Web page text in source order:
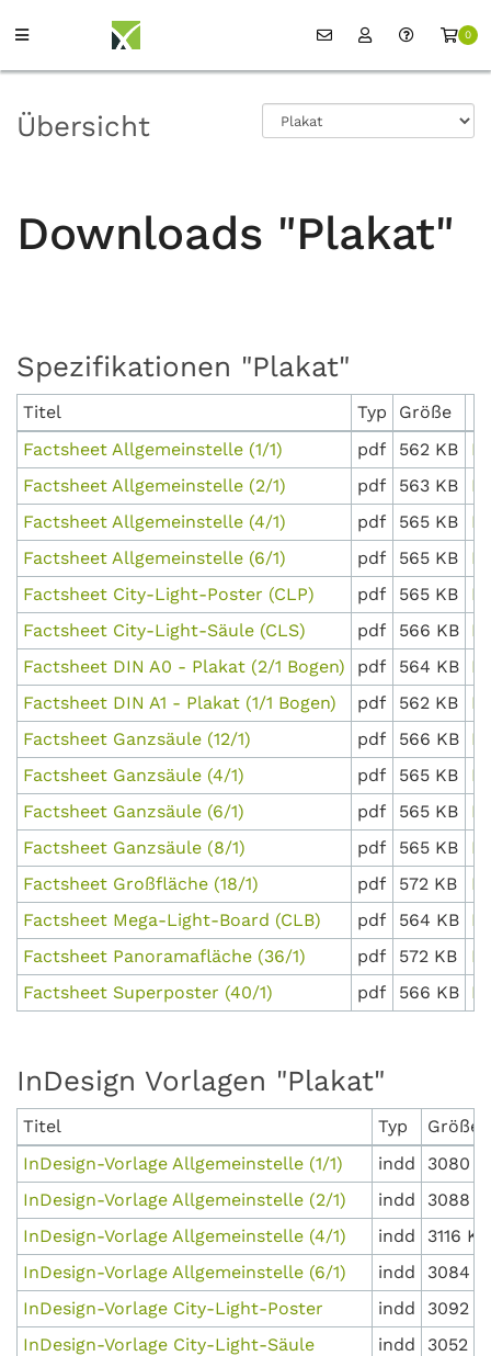
0
Übersicht
Downloads "Plakat"
Spezifikationen "Plakat"
Titel Typ
Größe
Factsheet Allgemeinstelle (1/1)
pdf 562 KB
Factsheet Allgemeinstelle (2/1)
pdf 563 KB
Factsheet Allgemeinstelle (4/1)
pdf 565 KB
Factsheet Allgemeinstelle (6/1)
pdf 565 KB
Factsheet City-Light-Poster (CLP)
pdf 565 KB
Factsheet City-Light-Säule (CLS)
pdf 566 KB
Factsheet DIN A0 - Plakat (2/1 Bogen)
pdf 564 KB
Factsheet DIN A1 - Plakat (1/1 Bogen)
pdf 562 KB
Factsheet Ganzsäule (12/1)
pdf 566 KB
Factsheet Ganzsäule (4/1)
pdf 565 KB
Factsheet Ganzsäule (6/1)
pdf 565 KB
Factsheet Ganzsäule (8/1)
pdf 565 KB
Factsheet Großfläche (18/1)
pdf 572 KB
Factsheet Mega-Light-Board (CLB)
pdf 564 KB
Factsheet Panoramafläche (36/1)
pdf 572 KB
Factsheet Superposter (40/1)
pdf 566 KB
InDesign Vorlagen "Plakat"
Titel Typ
Größe
InDesign-Vorlage Allgemeinstelle (1/1)
indd
3080
InDesign-Vorlage Allgemeinstelle (2/1)
indd
3088
InDesign-Vorlage Allgemeinstelle (4/1)
indd
3116 KB
InDesign-Vorlage Allgemeinstelle (6/1)
indd
3084
InDesign-Vorlage City-Light-Poster
indd
3092
InDesign-Vorlage City-Light-Säule
indd
3052